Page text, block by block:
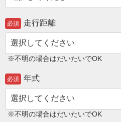
必須 走行距離
※不明の場合はだいたいでOK
必須 年式
※不明の場合はだいたいでOK